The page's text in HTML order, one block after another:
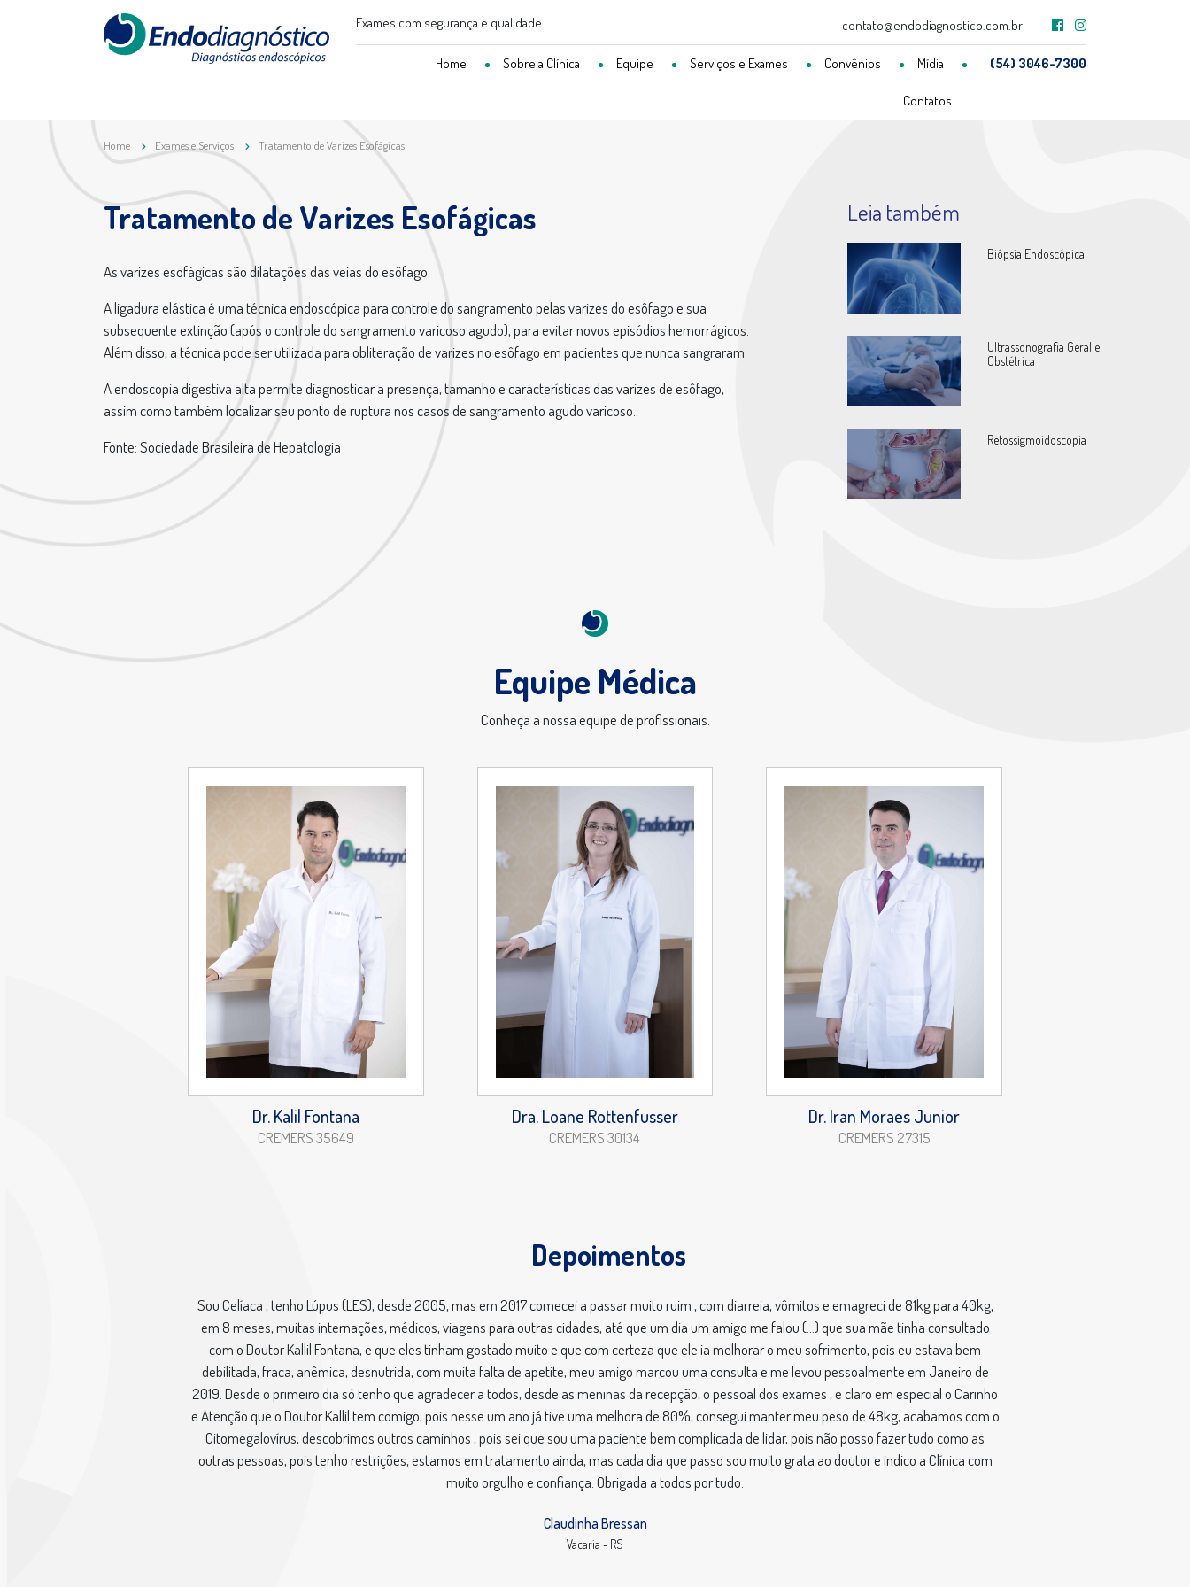
Exames com segurança e qualidade. contato@endodiagnostico.com.br
Home Sobre a Clínica Equipe Serviços e Exames Convênios Mídia
Contatos
(54) 3046-7300
Home Exames e Serviços Tratamento de Varizes Esofágicas
Tratamento de Varizes Esofágicas
As varizes esofágicas são dilatações das veias do esôfago.
A ligadura elástica é uma técnica endoscópica para controle do sangramento pelas varizes do esôfago e sua
subsequente extinção (após o controle do sangramento varicoso agudo), para evitar novos episódios hemorrágicos.
Além disso, a técnica pode ser utilizada para obliteração de varizes no esôfago em pacientes que nunca sangraram.
A endoscopia digestiva alta permite diagnosticar a presença, tamanho e características das varizes de esôfago,
assim como também localizar seu ponto de ruptura nos casos de sangramento agudo varicoso.
Fonte: Sociedade Brasileira de Hepatologia
Leia também
Biópsia Endoscópica
Ultrassonografia Geral e
Obstétrica
Retossigmoidoscopia
Equipe Médica
Conheça a nossa equipe de profissionais.
Dr. Kalil Fontana
CREMERS 35649
Dra. Loane Rottenfusser
CREMERS 30134
Dr. Iran Moraes Junior
CREMERS 27315
Depoimentos
Sou Celíaca , tenho Lúpus (LES), desde 2005, mas em 2017 comecei a passar muito ruim , com diarreia, vômitos e emagreci de 81kg para 40kg,
em 8 meses, muitas internações, médicos, viagens para outras cidades, até que um dia um amigo me falou (...) que sua mãe tinha consultado
com o Doutor Kallil Fontana, e que eles tinham gostado muito e que com certeza que ele ia melhorar o meu sofrimento, pois eu estava bem
debilitada, fraca, anêmica, desnutrida, com muita falta de apetite, meu amigo marcou uma consulta e me levou pessoalmente em Janeiro de
2019. Desde o primeiro dia só tenho que agradecer a todos, desde as meninas da recepção, o pessoal dos exames , e claro em especial o Carinho
e Atenção que o Doutor Kallil tem comigo, pois nesse um ano já tive uma melhora de 80%, consegui manter meu peso de 48kg, acabamos com o
Citomegalovírus, descobrimos outros caminhos , pois sei que sou uma paciente bem complicada de lidar, pois não posso fazer tudo como as
outras pessoas, pois tenho restrições, estamos em tratamento ainda, mas cada dia que passo sou muito grata ao doutor e indico a Clínica com
muito orgulho e confiança. Obrigada a todos por tudo.
Claudinha Bressan
Vacaria - RS